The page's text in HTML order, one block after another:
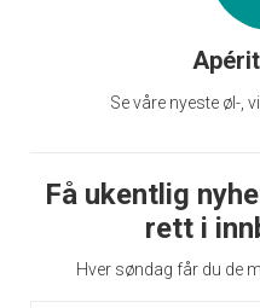
Se våre nyeste øl-,
Få ukentlig
rett i
Hver søndag får du de